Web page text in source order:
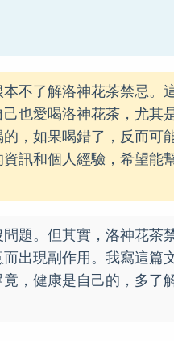
不了解洛神花茶禁忌。
也愛喝洛神花茶，尤其
，如果喝錯了，反而可
訊和個人經驗，希望能
題。但其實，洛神花茶
出現副作用。我寫這篇
，健康是自己的，多了